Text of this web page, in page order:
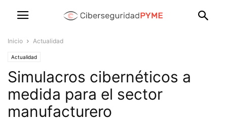
Inicio Actualidad
Actualidad
Simulacros cibernéticos a
medida para el sector
manufacturero